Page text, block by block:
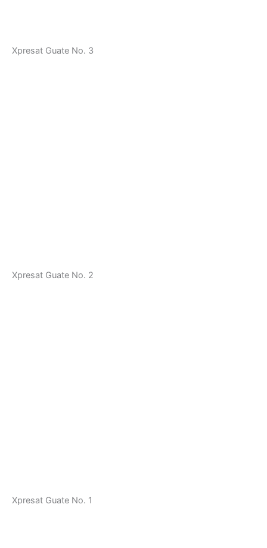
Xpresat Guate No. 3
Xpresat Guate No. 2
Xpresat Guate No. 1